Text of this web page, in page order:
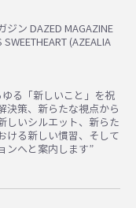
ン DAZED MAGAZINE
(AZEALIA
る「新しいこと」を祝
決策、新らたな視点から
しいシルエット、新らた
ける新しい慣習、そして
ンへと案内します”